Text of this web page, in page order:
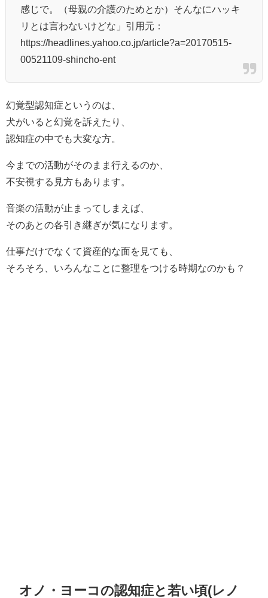
感じで。（母親の介護のためとか）そんなにハッキ
リとは言わないけどな」引用元：
https://headlines.yahoo.co.jp/article?a=20170515-
00521109-shincho-ent
幻覚型認知症というのは、
犬がいると幻覚を訴えたり、
認知症の中でも大変な方。
今までの活動がそのまま行えるのか、
不安視する見方もあります。
音楽の活動が止まってしまえば、
そのあとの各引き継ぎが気になります。
仕事だけでなくて資産的な面を見ても、
そろそろ、いろんなことに整理をつける時期なのかも？
オノ・ヨーコの認知症と若い頃(レノ